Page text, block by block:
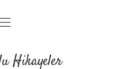
Hikayeler